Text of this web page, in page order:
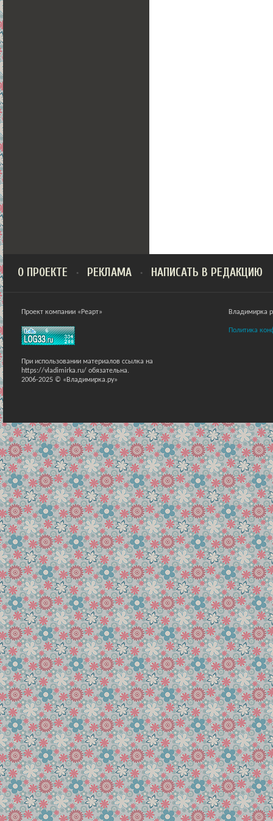
О ПРОЕКТЕ РЕКЛАМА НАПИСАТЬ В РЕДАКЦИЮ
Проект компании «Реарт»
При использовании материалов ссылка на
https://vladimirka.ru/ обязательна.
2006-2025 © «Владимирка.ру»
Владимирка
Политика